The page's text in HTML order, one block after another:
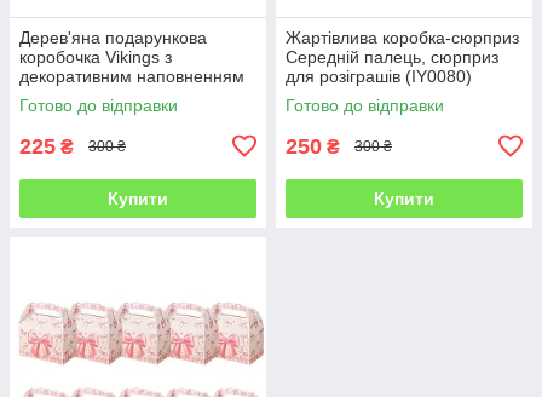
Дерев'яна подарункова
коробочка Vikings з
декоративним наповненням
(NR0224_1)
Готово до відправки
225 ₴ 300 ₴
Купити
Жартівлива коробка-сюрприз
Середній палець, сюрприз
для розіграшів (IY0080)
Готово до відправки
250 ₴ 300 ₴
Купити